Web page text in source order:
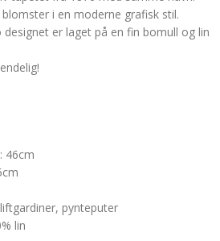
i en moderne grafisk stil.
er laget på en fin bomull og lin
46cm
pynteputer
lin